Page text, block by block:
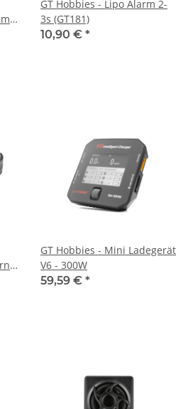
GT Hobbies - Lipo Alarm 2-
3s (GT181)
10,90 € *
GT Hobbies - Mini Ladegerät
V6 - 300W
59,59 € *